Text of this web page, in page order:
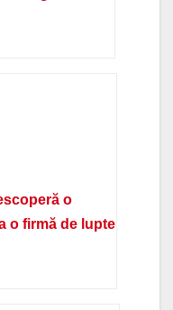
o
o firmă de lupte